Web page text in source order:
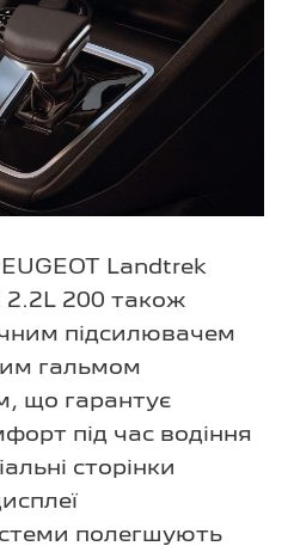
Landtrek
2.2L 200 також
підсилювачем
гальмом
що гарантує
під час водіння
сторінки
полегшують